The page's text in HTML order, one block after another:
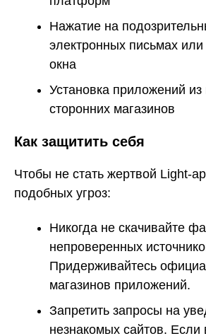
Нажатие на
электронных письмах
окна
Установка приложений
сторонних магазинов
Как защитить себя
Чтобы не стать жертвой Light-
подобных угроз:
Никогда не скачивайте
непроверенных
Придерживайтесь
магазинов приложений.
Запретить запросы на
незнакомых сайтов.